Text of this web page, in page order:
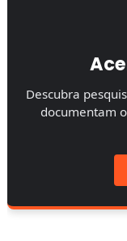
Descubra
documentam